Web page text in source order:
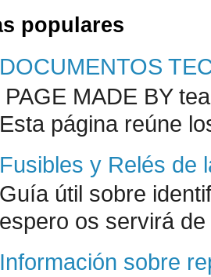
populares
DOCUMENTOS
PAGE MADE BY
Esta página reúne
Fusibles y Relés de
Guía útil sobre
espero os servirá
Información sobre